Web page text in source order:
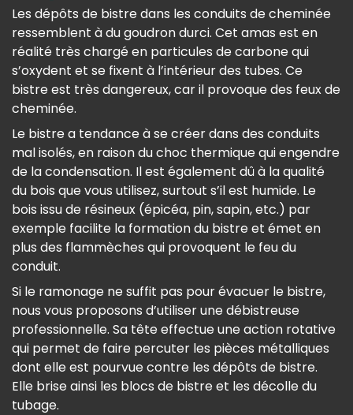
Les dépôts de bistre dans les conduits de cheminée
ressemblent à du goudron durci. Cet amas est en
réalité très chargé en particules de carbone qui
s’oxydent et se fixent à l’intérieur des tubes. Ce
bistre est très dangereux, car il provoque des feux de
cheminée.
Le bistre a tendance à se créer dans des conduits
mal isolés, en raison du choc thermique qui engendre
de la condensation. Il est également dû à la qualité
du bois que vous utilisez, surtout s’il est humide. Le
bois issu de résineux (épicéa, pin, sapin, etc.) par
exemple facilite la formation du bistre et émet en
plus des flammèches qui provoquent le feu du
conduit.
Si le ramonage ne suffit pas pour évacuer le bistre,
nous vous proposons d’utiliser une débistreuse
professionnelle. Sa tête effectue une action rotative
qui permet de faire percuter les pièces métalliques
dont elle est pourvue contre les dépôts de bistre.
Elle brise ainsi les blocs de bistre et les décolle du
tubage.